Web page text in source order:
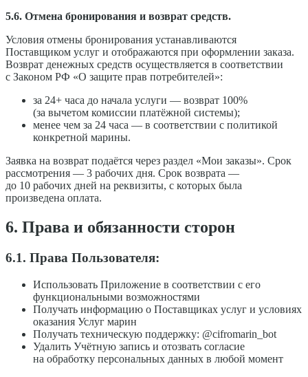
5.6. Отмена бронирования и возврат средств.
Условия отмены бронирования устанавливаются
Поставщиком услуг и отображаются при оформлении заказа.
Возврат денежных средств осуществляется в соответствии
с Законом РФ «О защите прав потребителей»:
за 24+ часа до начала услуги — возврат 100%
(за вычетом комиссии платёжной системы);
менее чем за 24 часа — в соответствии с политикой
конкретной марины.
Заявка на возврат подаётся через раздел «Мои заказы». Срок
рассмотрения — 3 рабочих дня. Срок возврата —
до 10 рабочих дней на реквизиты, с которых была
произведена оплата.
6. Права и обязанности сторон
6.1. Права Пользователя:
Использовать Приложение в соответствии с его
функциональными возможностями
Получать информацию о Поставщиках услуг и условиях
оказания Услуг марин
Получать техническую поддержку: @cifromarin_bot
Удалить Учётную запись и отозвать согласие
на обработку персональных данных в любой момент